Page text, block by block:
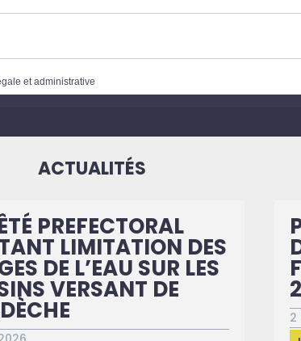
et administrative
ACTUALITÉS
PREFECTORAL
LIMITATION DES
DE L’EAU SUR LES
VERSANT DE
2